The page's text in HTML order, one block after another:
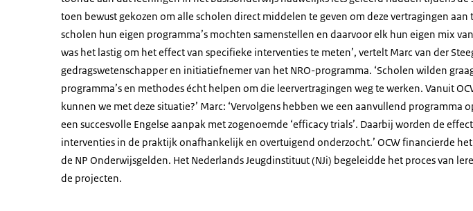
toen bewust gekozen om alle scholen direct middelen te geven om deze vertragingen
scholen hun eigen programma’s mochten samenstellen en daarvoor elk hun eigen mix
was het lastig om het effect van specifieke interventies te meten’, vertelt Marc van der
gedragswetenschapper en initiatiefnemer van het NRO-programma. ‘Scholen wilden
programma’s en methodes écht helpen om die leervertragingen weg te werken. Vanuit
kunnen we met deze situatie?’ Marc: ‘Vervolgens hebben we een aanvullend programma
een succesvolle Engelse aanpak met zogenoemde ‘efficacy trials’. Daarbij worden de
interventies in de praktijk onafhankelijk en overtuigend onderzocht.’ OCW financierde
de NP Onderwijsgelden. Het Nederlands Jeugdinstituut (NJi) begeleidde het proces van
de projecten.